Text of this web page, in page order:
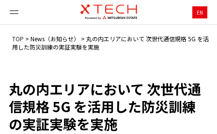
EN
TOP > News（お知らせ） > 丸の内エリアにおいて 次世代通信規格 5G を活
用した防災訓練の実証実験を実施
丸の内エリアにおいて 次世代通
信規格 5G を活用した防災訓練
の実証実験を実施